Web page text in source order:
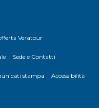
Veratour
Sede e Contatti
stampa Accessibilità